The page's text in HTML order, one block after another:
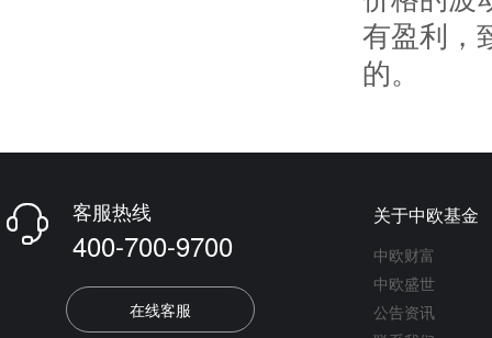
有盈利，
的。
 客服热线
400-700-9700
在线客服
关于中欧基金
中欧财富
中欧盛世
公告资讯